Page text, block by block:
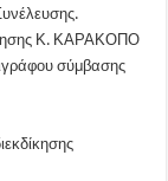
Κ. ΚΑΡΑΚΟΠΟ
σύμβασης